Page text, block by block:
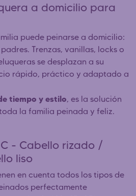
a domicilio para
puede peinarse a domicilio:
Trenzas, vanillas, locks o
se desplazan a su
rápido, práctico y adaptado a
tiempo y estilo, es la solución
la familia peinada y feliz.
- Cabello rizado /
liso
en cuenta todos los tipos de
perfectamente